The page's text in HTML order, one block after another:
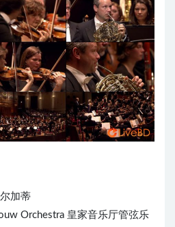
加蒂
Orchestra 皇家音乐厅管弦乐